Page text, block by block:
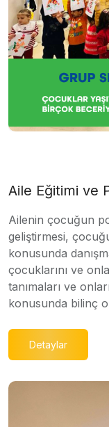
Aile Eğitimi ve
Ailenin çocuğun
geliştirmesi,
konusunda
çocuklarını ve
tanımaları ve
konusunda bilinç
Detaylar